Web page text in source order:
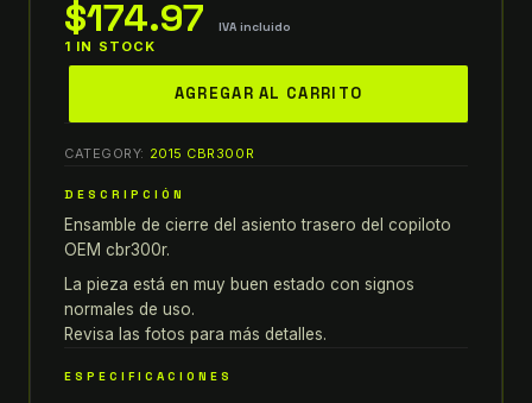
$174.97 IVA incluido
1 IN STOCK
OEM
ENSAMBLE
DE
CIERRE
DEL
ASIENTO
TRASERO
AGREGAR AL CARRITO
CATEGORY: 2015 CBR300R
DESCRIPCIÓN
Ensamble de cierre del asiento trasero del copiloto
OEM cbr300r.
La pieza está en muy buen estado con signos
normales de uso.
Revisa las fotos para más detalles.
ESPECIFICACIONES